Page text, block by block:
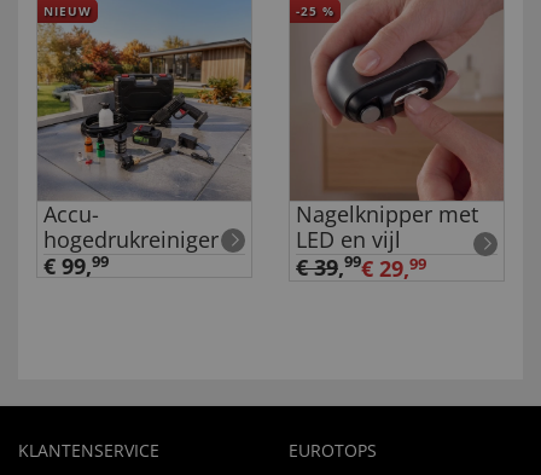
NIEUW
Accu-
hogedrukreiniger
€ 99,99
-25 %
Nagelknipper met
LED en vijl
€ 39,99€ 29,99
KLANTENSERVICE EUROTOPS